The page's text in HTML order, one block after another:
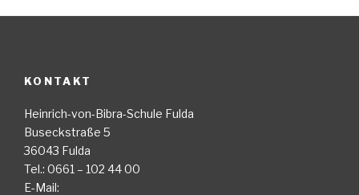
KONTAKT
Heinrich-von-Bibra-Schule Fulda
Buseckstraße 5
36043 Fulda
Tel.: 0661 – 102 44 00
E-Mail: